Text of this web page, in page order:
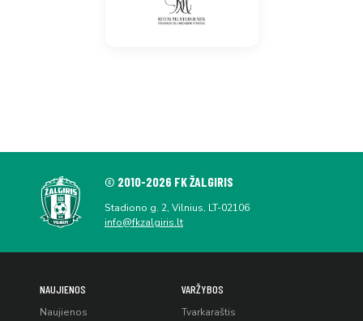
© 2010-2026 FK ŽALGIRIS
Stadiono g. 2, Vilnius, LT-02106
info@fkzalgiris.lt
NAUJIENOS
Naujienos
VARŽYBOS
Tvarkaraštis